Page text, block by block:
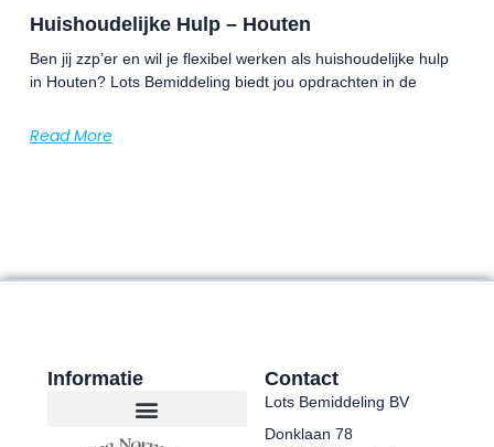
Huishoudelijke Hulp – Houten
Ben jij zzp’er en wil je flexibel werken als huishoudelijke hulp
in Houten? Lots Bemiddeling biedt jou opdrachten in de
Read More
Informatie Contact
Lots Bemiddeling BV
Donklaan 78